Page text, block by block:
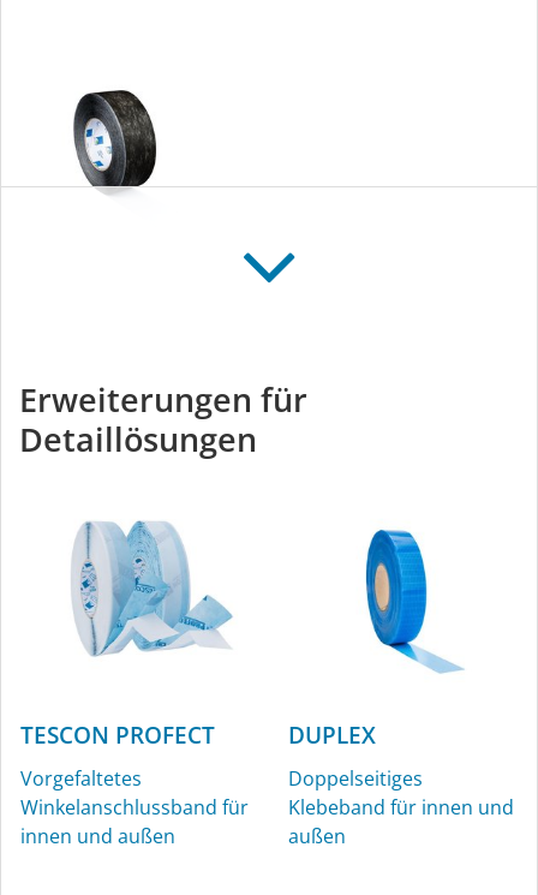
außen
Erweiterungen für
Detaillösungen
TESCON PROFECT
Vorgefaltetes
Winkelanschlussband für
innen und außen
DUPLEX
Doppelseitiges
Klebeband für innen und
außen